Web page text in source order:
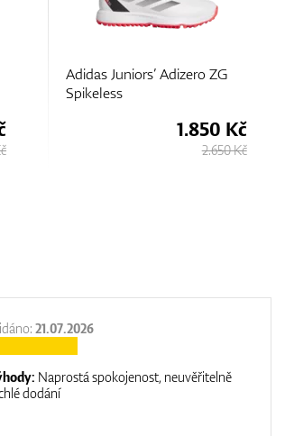
Under Armour GS Charged
Phantom SL
1.470 Kč
2.450 Kč
21.07.2026
Naprostá spokojenost, neuvěřitelně
dodání